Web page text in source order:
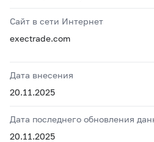
Сайт в сети Интернет
exectrade.com
Дата внесения
20.11.2025
Дата последнего обновления
20.11.2025